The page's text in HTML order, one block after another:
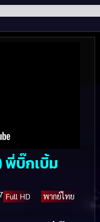
พี่บิ๊กเบิ้ม
Full HD พากย์ไทย